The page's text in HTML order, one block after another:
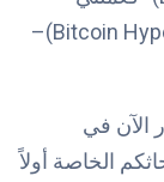
–
الآن في
الخاصة أولاً